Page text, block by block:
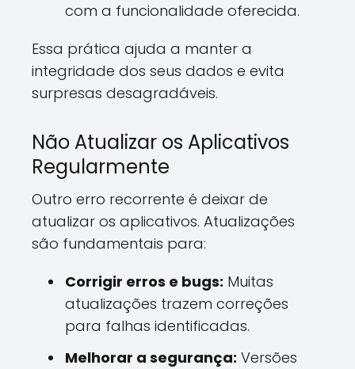
com a funcionalidade oferecida.
Essa prática ajuda a manter a
integridade dos seus dados e evita
surpresas desagradáveis.
Não Atualizar os Aplicativos
Regularmente
Outro erro recorrente é deixar de
atualizar os aplicativos. Atualizações
são fundamentais para:
Corrigir erros e bugs: Muitas
atualizações trazem correções
para falhas identificadas.
Melhorar a segurança: Versões